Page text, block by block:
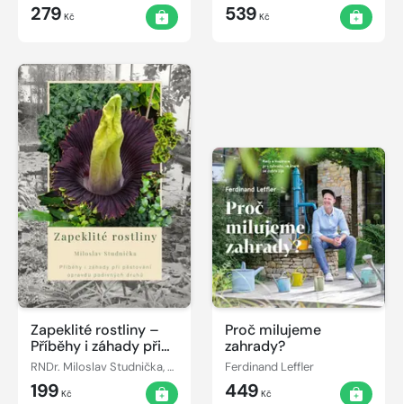
279 Kč 539 Kč
Zapeklité rostliny –
Příběhy i záhady při
pěstování opravdu
podivných druhů
RNDr. Miloslav Studnička, CSc.
199 Kč
Proč milujeme
zahrady?
Ferdinand Leffler
449 Kč